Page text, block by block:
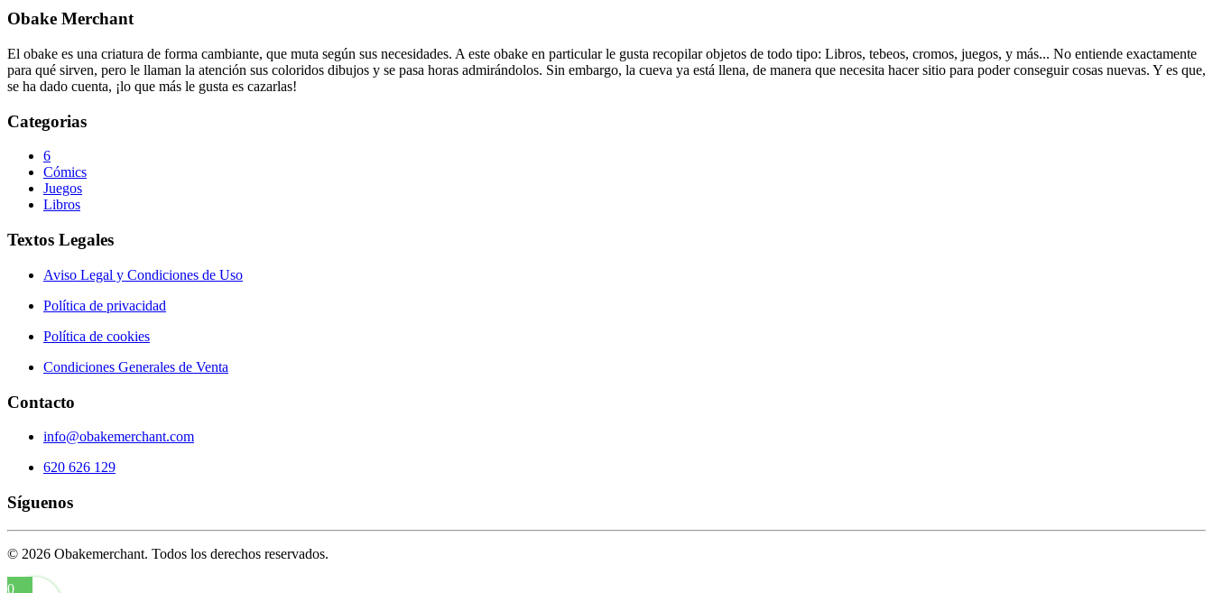
Obake Merchant
El obake es una criatura de forma cambiante, que muta según sus necesidades. A este obake en particular le gusta recopilar objetos de todo tipo: Libros, tebeos, cromos, juegos, y más... No entiende exactamente
para qué sirven, pero le llaman la atención sus coloridos dibujos y se pasa horas admirándolos. Sin embargo, la cueva ya está llena, de manera que necesita hacer sitio para poder conseguir cosas nuevas. Y es que,
se ha dado cuenta, ¡lo que más le gusta es cazarlas!
Categorias
6
Cómics
Juegos
Libros
Textos Legales
Aviso Legal y Condiciones de Uso
Política de privacidad
Política de cookies
Condiciones Generales de Venta
Contacto
info@obakemerchant.com
620 626 129
Síguenos
© 2026 Obakemerchant. Todos los derechos reservados.
0